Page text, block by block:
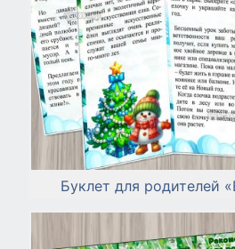
Буклет для родителей